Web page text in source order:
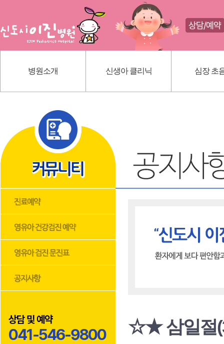
병원소개 신생아 클리닉 심장 초
인사말
의료진 소개
진료 안내
내부 시설
신생아 황달
딤플초음파
상담 및 예약
041-546-9800 ☆★ 삼일절